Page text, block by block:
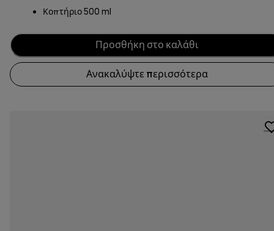
Κοπτήριο 500 ml
Προσθήκη στο καλάθι
Ανακαλύψτε περισσότερα